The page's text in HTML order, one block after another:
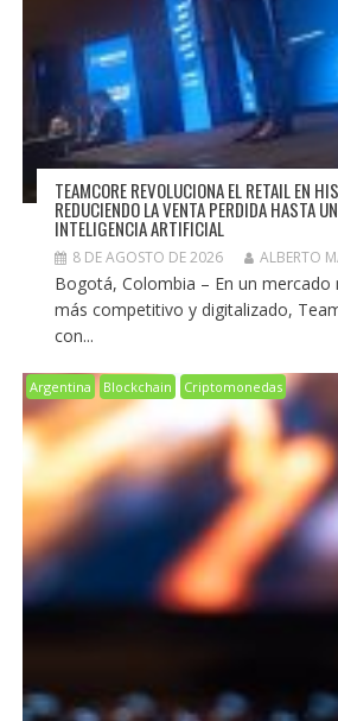
TEAMCORE REVOLUCIONA EL RETAIL EN
REDUCIENDO LA VENTA PERDIDA HASTA
INTELIGENCIA ARTIFICIAL
8 DE AGOSTO DE 2026 ALBERTO
Bogotá, Colombia – En un mercado
más competitivo y digitalizado,
con...
Argentina Blockchain Criptomonedas